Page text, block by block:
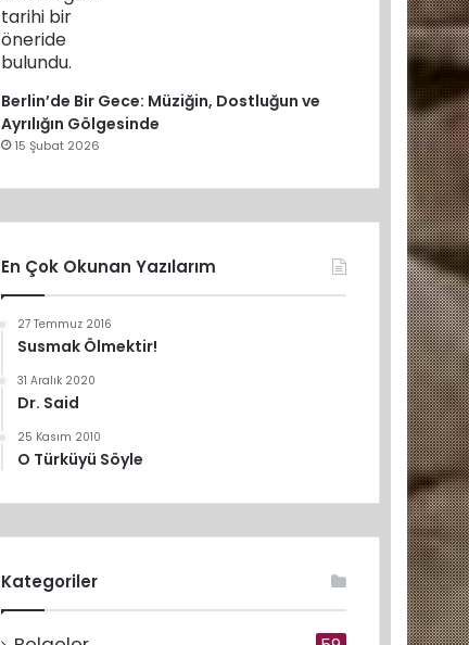
Berlin’de Bir Gece: Müziğin, Dostluğun ve
Ayrılığın Gölgesinde
15 Şubat 2026
En Çok Okunan Yazılarım
27 Temmuz 2016
Susmak Ölmektir!
31 Aralık 2020
Dr. Said
25 Kasım 2010
O Türküyü Söyle
Kategoriler